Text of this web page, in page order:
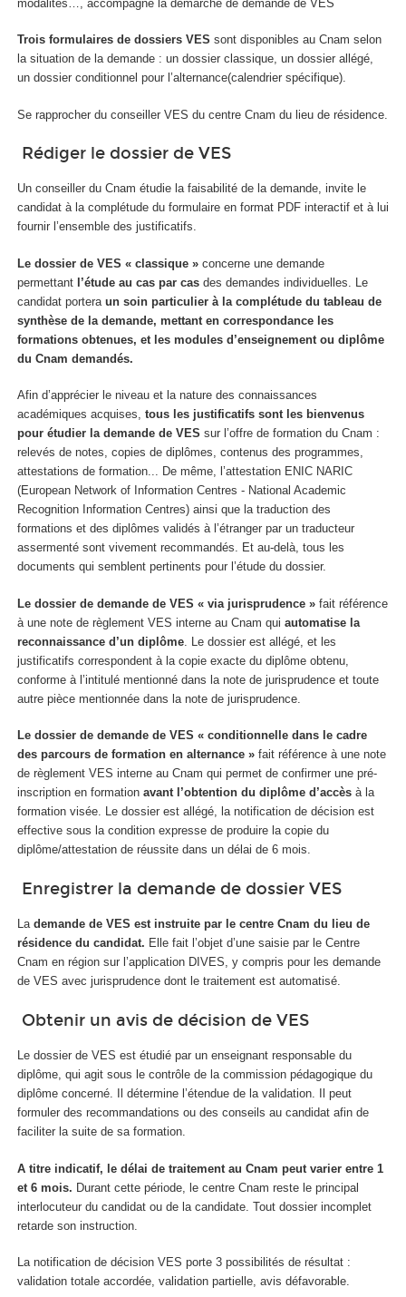
modalités…, accompagne la démarche de demande de VES
Trois formulaires de dossiers VES sont disponibles au Cnam selon
la situation de la demande : un dossier classique, un dossier allégé,
un dossier conditionnel pour l’alternance(calendrier spécifique).
Se rapprocher du conseiller VES du centre Cnam du lieu de résidence.
Rédiger le dossier de VES
Un conseiller du Cnam étudie la faisabilité de la demande, invite le
candidat à la complétude du formulaire en format PDF interactif et à lui
fournir l’ensemble des justificatifs.
Le dossier de VES « classique » concerne une demande
permettant l’étude au cas par cas des demandes individuelles. Le
candidat portera un soin particulier à la complétude du tableau de
synthèse de la demande, mettant en correspondance les
formations obtenues, et les modules d’enseignement ou diplôme
du Cnam demandés.
Afin d’apprécier le niveau et la nature des connaissances
académiques acquises, tous les justificatifs sont les bienvenus
pour étudier la demande de VES sur l’offre de formation du Cnam :
relevés de notes, copies de diplômes, contenus des programmes,
attestations de formation... De même, l’attestation ENIC NARIC
(European Network of Information Centres - National Academic
Recognition Information Centres) ainsi que la traduction des
formations et des diplômes validés à l’étranger par un traducteur
assermenté sont vivement recommandés. Et au-delà, tous les
documents qui semblent pertinents pour l’étude du dossier.
Le dossier de demande de VES « via jurisprudence » fait référence
à une note de règlement VES interne au Cnam qui automatise la
reconnaissance d’un diplôme . Le dossier est allégé, et les
justificatifs correspondent à la copie exacte du diplôme obtenu,
conforme à l’intitulé mentionné dans la note de jurisprudence et toute
autre pièce mentionnée dans la note de jurisprudence.
Le dossier de demande de VES « conditionnelle dans le cadre
des parcours de formation en alternance » fait référence à une note
de règlement VES interne au Cnam qui permet de confirmer une pré-
inscription en formation avant l’obtention du diplôme d’accès à la
formation visée. Le dossier est allégé, la notification de décision est
effective sous la condition expresse de produire la copie du
diplôme/attestation de réussite dans un délai de 6 mois.
Enregistrer la demande de dossier VES
La demande de VES est instruite par le centre Cnam du lieu de
résidence du candidat. Elle fait l’objet d’une saisie par le Centre
Cnam en région sur l’application DIVES, y compris pour les demande
de VES avec jurisprudence dont le traitement est automatisé.
Obtenir un avis de décision de VES
Le dossier de VES est étudié par un enseignant responsable du
diplôme, qui agit sous le contrôle de la commission pédagogique du
diplôme concerné. Il détermine l’étendue de la validation. Il peut
formuler des recommandations ou des conseils au candidat afin de
faciliter la suite de sa formation.
A titre indicatif, le délai de traitement au Cnam peut varier entre 1
et 6 mois. Durant cette période, le centre Cnam reste le principal
interlocuteur du candidat ou de la candidate. Tout dossier incomplet
retarde son instruction.
La notification de décision VES porte 3 possibilités de résultat :
validation totale accordée, validation partielle, avis défavorable.